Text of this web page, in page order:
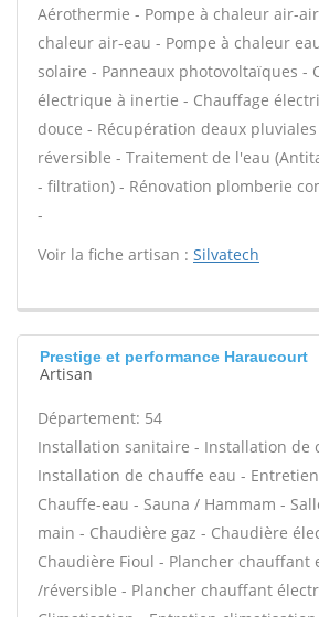
Aérothermie - Pompe à chaleur air-
chaleur air-eau - Pompe à chaleur
solaire - Panneaux photovoltaïques -
électrique à inertie - Chauffage
douce - Récupération deaux
réversible - Traitement de l'eau
- filtration) - Rénovation plomberie
-
Voir la fiche artisan : Silvatech
Prestige et performance Haraucourt
Artisan
Département: 54
Installation sanitaire - Installation de
Installation de chauffe eau -
Chauffe-eau - Sauna / Hammam -
main - Chaudière gaz - Chaudière
Chaudière Fioul - Plancher chauffant
/réversible - Plancher chauffant